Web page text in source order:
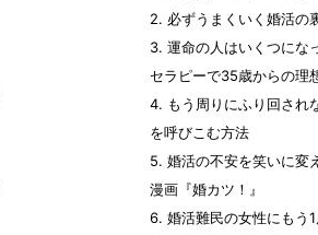
2. 必ずうまくいく婚活の
3. 運命の人はいくつにな
セラピーで35歳からの理
4. もう周りにふり回され
を呼びこむ方法
5. 婚活の不安を笑いに変
漫画『婚カツ！』
6. 婚活難民の女性にもう